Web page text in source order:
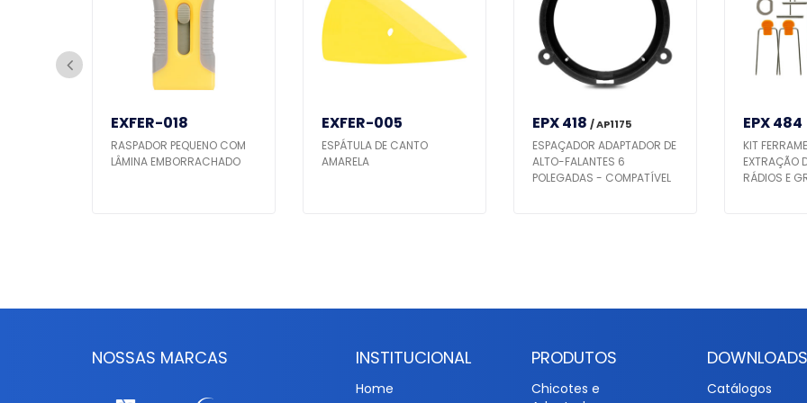
EXFER-018
RASPADOR PEQUENO COM
LÂMINA EMBORRACHADO
EXFER-005
ESPÁTULA DE CANTO
AMARELA
EPX 418 / AP1175
ESPAÇADOR ADAPTADOR DE
ALTO-FALANTES 6
POLEGADAS - COMPATÍVEL
EPX 484
KIT
EXTRAÇÃO
RÁDIOS E
NOSSAS MARCAS INSTITUCIONAL
Home
PRODUTOS
Chicotes e
DOWNLOADS
Catálogos